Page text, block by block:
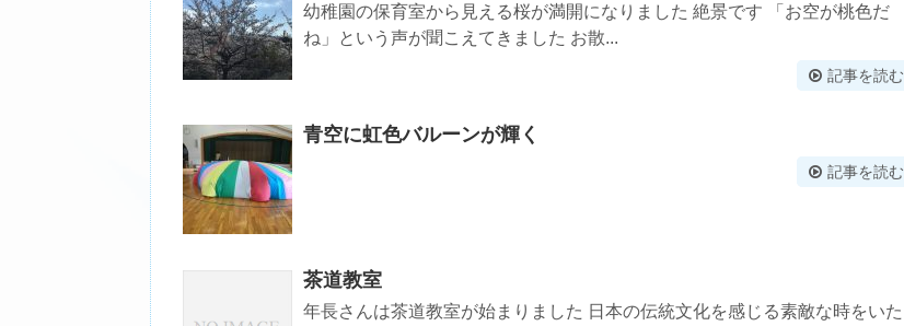
幼稚園の保育室から見える桜が満開になりました 絶景です 「お空が桃色だ
ね」という声が聞こえてきました お散...
記事を読む
青空に虹色バルーンが輝く
記事を読む
茶道教室
年長さんは茶道教室が始まりました 日本の伝統文化を感じる素敵な時をいた